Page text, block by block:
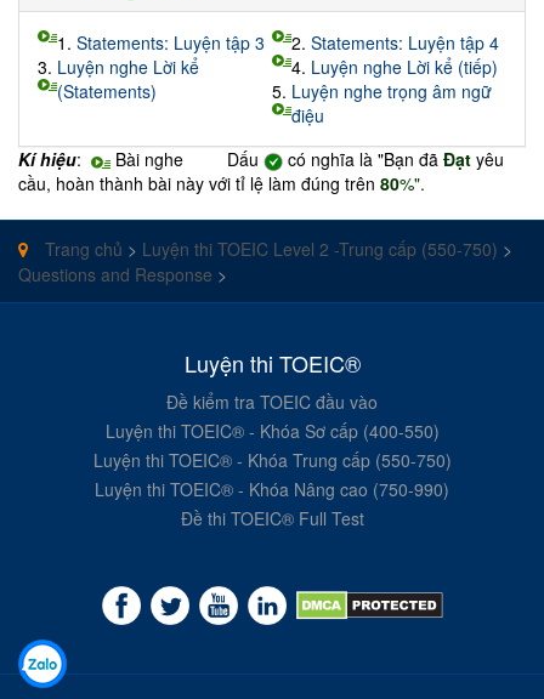
1. Statements: Luyện tập 3 2. Statements: Luyện tập 4
3. Luyện nghe Lời kể
(Statements)
4. Luyện nghe Lời kể (tiếp)
5. Luyện nghe trọng âm ngữ
điệu
Kí hiệu: Bài nghe Dấu có nghĩa là "Bạn đã Đạt yêu
cầu, hoàn thành bài này với tỉ lệ làm đúng trên 80%".
Trang chủ > Luyện thi TOEIC Level 2 -Trung cấp (550-750) >
Questions and Response >
Luyện thi TOEIC®
Đề kiểm tra TOEIC đầu vào
Luyện thi TOEIC® - Khóa Sơ cấp (400-550)
Luyện thi TOEIC® - Khóa Trung cấp (550-750)
Luyện thi TOEIC® - Khóa Nâng cao (750-990)
Đề thi TOEIC® Full Test